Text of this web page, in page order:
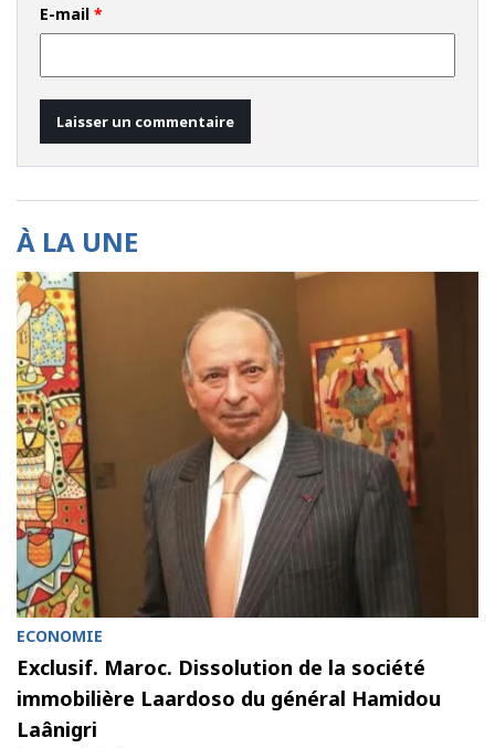
E-mail *
À LA UNE
ECONOMIE
Exclusif. Maroc. Dissolution de la société
immobilière Laardoso du général Hamidou
Laânigri